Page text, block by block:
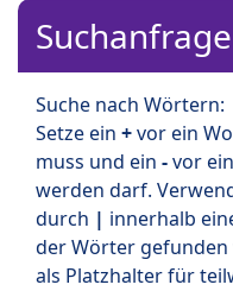
Suchanfrage
Suche nach Wörtern:
Setze ein +vor ein
muss und ein -vor
werden darf.
durch | innerhalb
der Wörter gefunden
als Platzhalter für